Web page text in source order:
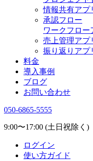
情報共有アプ
承認フロー
ワークフロー
売上管理アプ
振り返りアプ
料金
導入事例
ブログ
お問い合わせ
050-6865-5555
9:00〜17:00 (土日祝除く)
ログイン
使い方ガイド